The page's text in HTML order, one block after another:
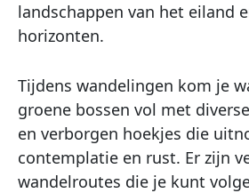
landschappen van het eiland
horizonten.
Tijdens wandelingen kom je
groene bossen vol met
en verborgen hoekjes die
contemplatie en rust. Er zijn
wandelroutes die je kunt